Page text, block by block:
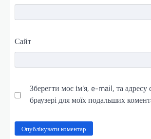
Сайт
Зберегти моє ім'я, e-mail, та адресу
браузері для моїх подальших